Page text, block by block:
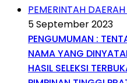
5 September 2023
PENGUMUMAN :
NAMA YANG
HASIL SELEKSI